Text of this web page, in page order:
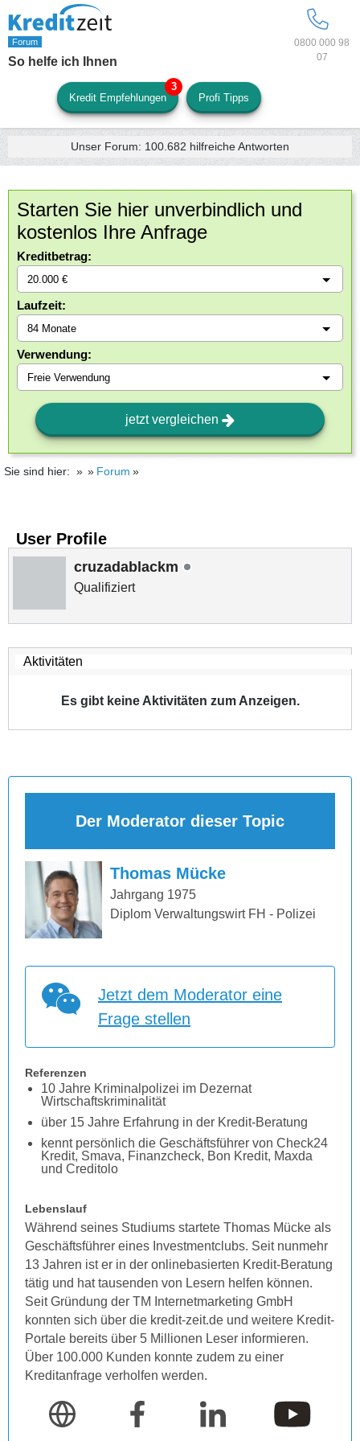
0800 000 98
07
So helfe ich Ihnen
Kredit Empfehlungen Profi Tipps
Unser Forum: 100.682 hilfreiche Antworten
Starten Sie hier unverbindlich und
kostenlos Ihre Anfrage
Kreditbetrag:
Laufzeit:
Verwendung:
jetzt vergleichen
Sie sind hier: Forum
User Profile
cruzadablackm
Qualifiziert
Es gibt keine Aktivitäten zum Anzeigen.
Der Moderator dieser Topic
Thomas Mücke
Jahrgang 1975
Diplom Verwaltungswirt FH - Polizei
Jetzt dem Moderator eine
Frage stellen
Referenzen
10 Jahre Kriminalpolizei im Dezernat
Wirtschaftskriminalität
über 15 Jahre Erfahrung in der Kredit-Beratung
kennt persönlich die Geschäftsführer von Check24
Kredit, Smava, Finanzcheck, Bon Kredit, Maxda
und Creditolo
Lebenslauf
Während seines Studiums startete Thomas Mücke als
Geschäftsführer eines Investmentclubs. Seit nunmehr
13 Jahren ist er in der onlinebasierten Kredit-Beratung
tätig und hat tausenden von Lesern helfen können.
Seit Gründung der TM Internetmarketing GmbH
konnten sich über die kredit-zeit.de und weitere Kredit-
Portale bereits über 5 Millionen Leser informieren.
Über 100.000 Kunden konnte zudem zu einer
Kreditanfrage verholfen werden.